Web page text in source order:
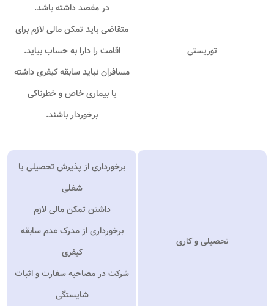
توریستی
در مقصد داشته باشد.
متقاضی باید تمکن مالی لازم برای
اقامت را دارا به حساب بیاید.
مسافران نباید سابقه کیفری داشته
یا بیماری خاص و خطرناکی
برخوردار باشند.
تحصیلی و کاری
برخورداری از پذیرش تحصیلی یا
شغلی
داشتن تمکن مالی لازم
برخورداری از مدرک عدم سابقه
کیفری
شرکت در مصاحبه سفارت و اثبات
شایستگی